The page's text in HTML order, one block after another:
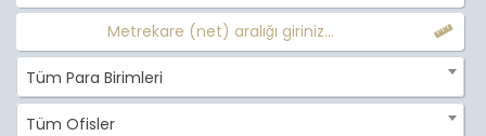
Metrekare (net) aralığı giriniz...
Tüm Para Birimleri
Tüm Ofisler